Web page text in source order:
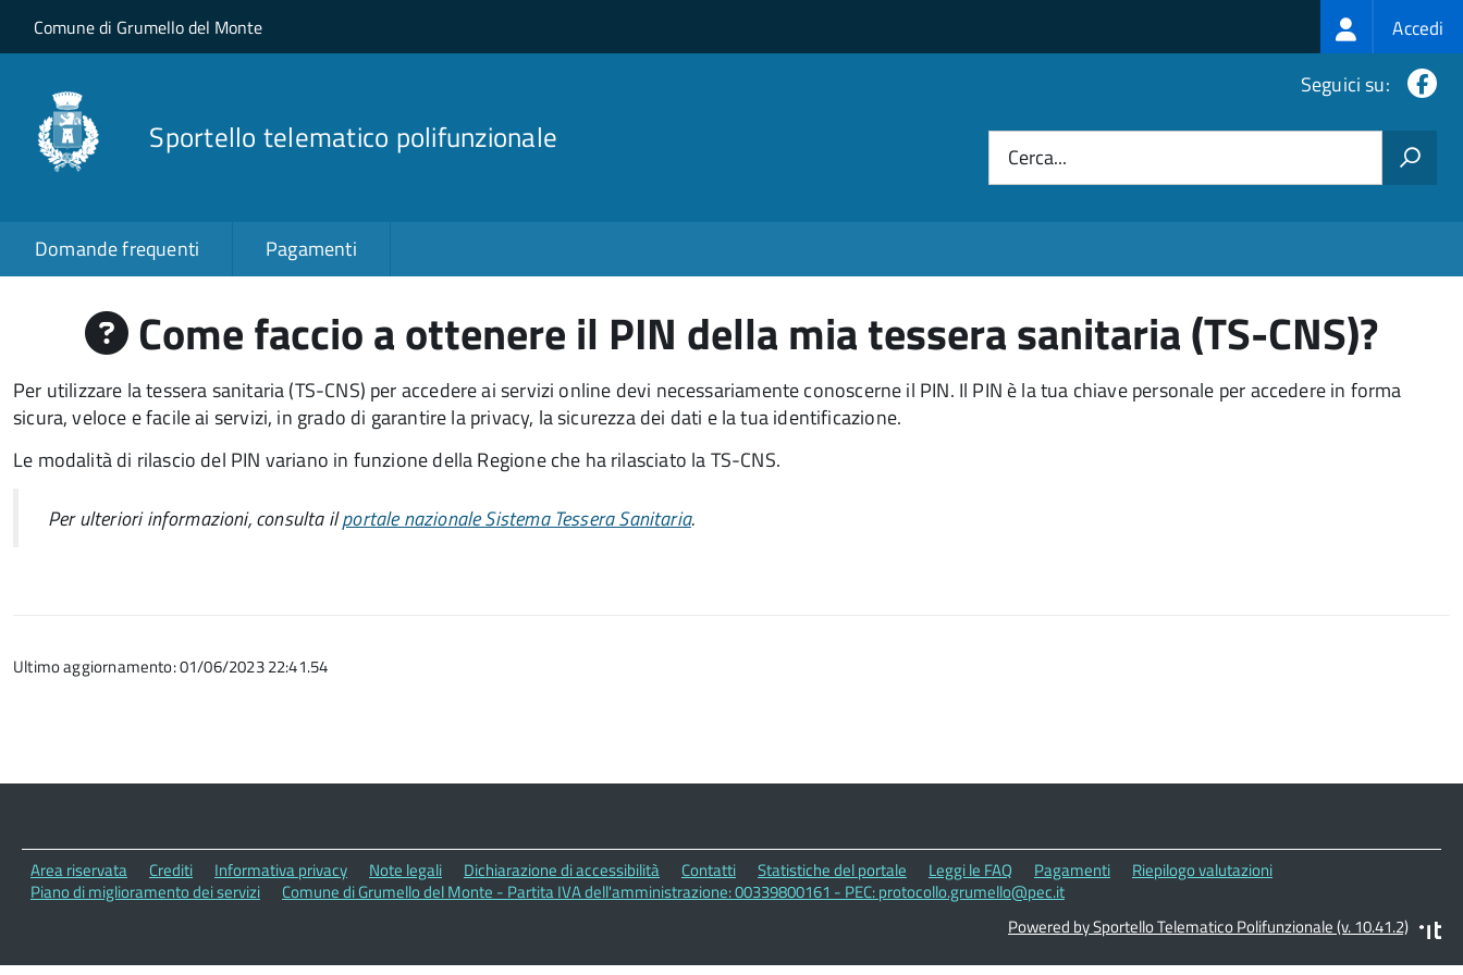
Salta al contenuto principale
Skip to site navigation
Comune di Grumello del Monte Login
menu
Accedi
Sportello telematico polifunzionale
Seguici su:
Cerca...
Domande frequenti Pagamenti
Come faccio a ottenere il PIN della mia tessera sanitaria (TS-CNS)?
Per utilizzare la tessera sanitaria (TS-CNS) per accedere ai servizi online devi necessariamente conoscerne il PIN. Il PIN è la tua chiave personale per accedere in forma
sicura, veloce e facile ai servizi, in grado di garantire la privacy, la sicurezza dei dati e la tua identificazione.
Le modalità di rilascio del PIN variano in funzione della Regione che ha rilasciato la TS-CNS.
Per ulteriori informazioni, consulta ilportale nazionale Sistema Tessera Sanitaria.
Ultimo aggiornamento: 01/06/2023 22:41.54
Area riservata Crediti Informativa privacy Note legali Dichiarazione di accessibilità Contatti Statistiche del portale Leggi le FAQ Pagamenti
Riepilogo valutazioni
Piano di miglioramento dei servizi
Comune di Grumello del Monte - Partita IVA dell'amministrazione: 00339800161 - PEC: protocollo.grumello@pec.it
Powered by Sportello Telematico Polifunzionale (v. 10.41.2)